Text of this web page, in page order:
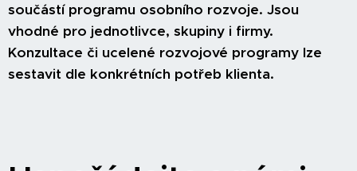
součástí programu osobního rozvoje. Jsou
vhodné pro jednotlivce, skupiny i firmy.
Konzultace či ucelené rozvojové programy lze
sestavit dle konkrétních potřeb klienta.